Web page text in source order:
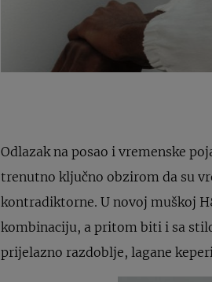
Odlazak na posao i vremenske
trenutno ključno obzirom da su
kontradiktorne. U novoj muškoj
kombinaciju, a pritom biti i sa
prijelazno razdoblje, lagane